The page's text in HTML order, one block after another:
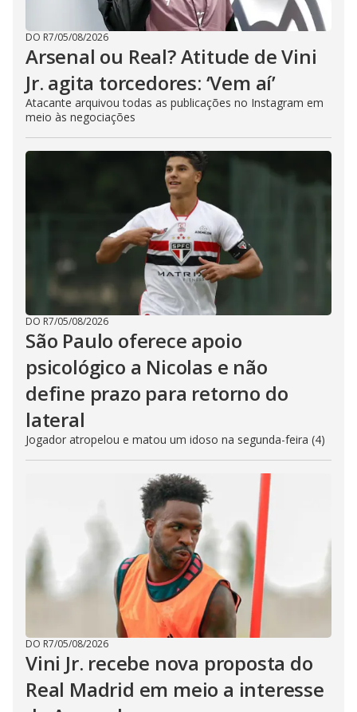
DO R7/05/08/2026
Arsenal ou Real? Atitude de Vini
Jr. agita torcedores: ‘Vem aí’
Atacante arquivou todas as publicações no Instagram em
meio às negociações
DO R7/05/08/2026
São Paulo oferece apoio
psicológico a Nicolas e não
define prazo para retorno do
lateral
Jogador atropelou e matou um idoso na segunda-feira (4)
DO R7/05/08/2026
Vini Jr. recebe nova proposta do
Real Madrid em meio a interesse